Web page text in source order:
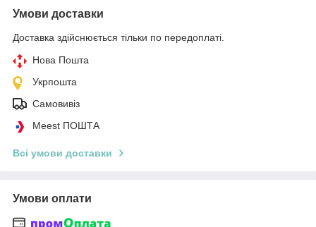
Умови доставки
Доставка здійснюється тільки по передоплаті.
Нова Пошта
Укрпошта
Самовивіз
Meest ПОШТА
Всі умови доставки
Умови оплати